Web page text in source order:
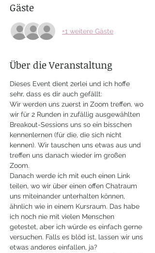
Gäste
+1 weitere Gäste
Über die Veranstaltung
Dieses Event dient 2erlei und ich hoffe
sehr, dass es dir auch gefällt:
Wir werden uns zuerst in Zoom treffen, wo
wir für 2 Runden in zufällig ausgewählten
Breakout-Sessions uns so ein bisschen
kennenlernen (für die, die sich nicht
kennen). Wir tauschen uns etwas aus und
treffen uns danach wieder im großen
Zoom.
Danach werde ich mit euch einen Link
teilen, wo wir über einen offen Chatraum
uns miteinander unterhalten können,
ähnlich wie in einem Kursraum. Das habe
ich noch nie mit vielen Menschen
getestet, aber ich würde es einfach gerne
versuchen. Falls es blöd ist, lassen wir uns
etwas anderes einfallen, ja?